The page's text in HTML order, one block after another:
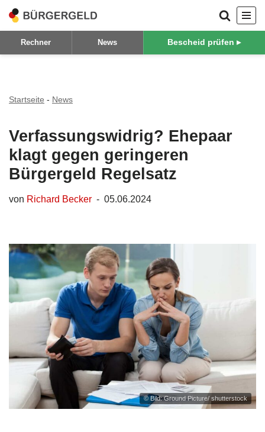
Zum
Inhalt
Rechner News Bescheid prüfen ▸
Startseite - News
Verfassungswidrig? Ehepaar
klagt gegen geringeren
Bürgergeld Regelsatz
von Richard Becker 05.06.2024
© Bild: Ground Picture/ shutterstock